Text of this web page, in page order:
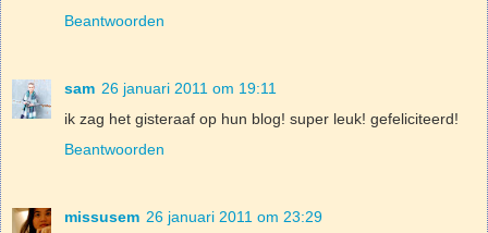
Beantwoorden
sam 26 januari 2011 om 19:11
ik zag het gisteraaf op hun blog! super leuk! gefeliciteerd!
Beantwoorden
missusem 26 januari 2011 om 23:29